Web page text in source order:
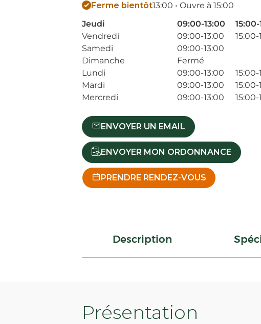
Ferme bientôt13:00 • Ouvre à 15:00
Jeudi
09:00-13:00
15:00-
Vendredi
09:00-13:00
15:00-
Samedi
09:00-13:00
Dimanche
Fermé
Lundi
09:00-13:00
15:00-
Mardi
09:00-13:00
15:00-
Mercredi
09:00-13:00 15:00-
ENVOYER UN EMAIL
ENVOYER MON ORDONNANCE
PRENDRE RENDEZ-VOUS
Description
Présentation